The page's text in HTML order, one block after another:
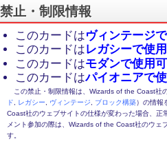
禁止・制限情報
このカードはヴィンテージ
このカードはレガシーで使
このカードはモダンで使用
このカードはパイオニアで
この禁止・制限情報は、Wizards of the Coast社
ド
レガシー ヴィンテージ ブロック構築）の情報
Coast社のウェブサイトの仕様が変わった場合、
メント参加の際は、Wizards of the Coast社のウェ
す。